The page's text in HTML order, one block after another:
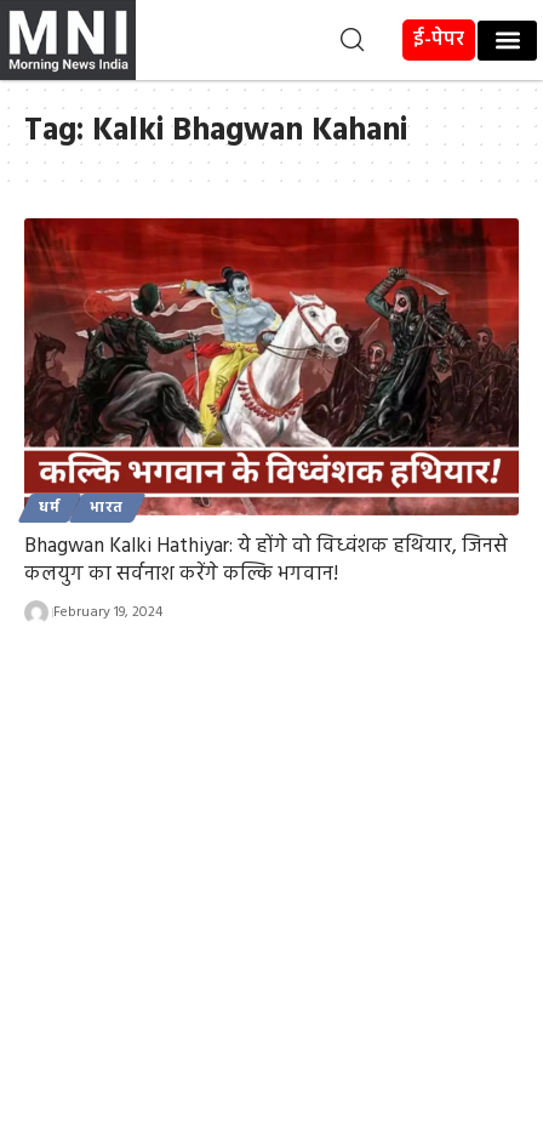
ई-पेपर
Tag: Kalki Bhagwan Kahani
धर्म भारत
Bhagwan Kalki Hathiyar: ये होंगे वो विध्वंशक हथियार, जिनसे
कलयुग का सर्वनाश करेंगे कल्कि भगवान!
February 19, 2024